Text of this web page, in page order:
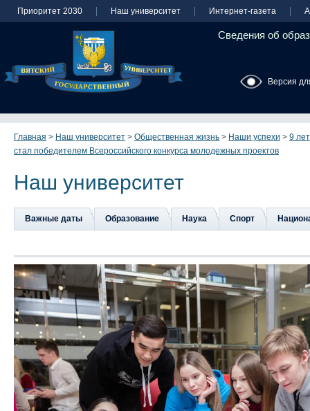
Приоритет 2030 Наш университет Интернет-газета
Сведения об
Версия
Главная > Наш университет > Общественная жизнь > Наши успехи > 9
стал победителем Всероссийского конкурса молодежных проектов
Наш университет
Важные даты Образование Наука Спорт